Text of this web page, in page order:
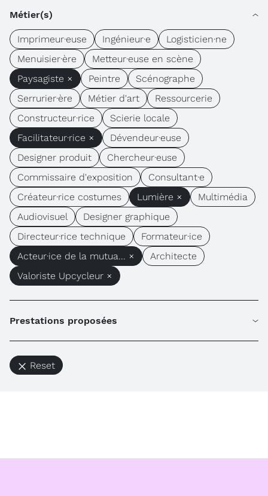
Métier(s)
Imprimeur·euse Ingénieur·e
Logisticien·ne
Menuisier·ère
Metteur·euse en scène
Paysagiste ×
Peintre
Scénographe
Serrurier·ère
Métier d'art
Ressourcerie
Constructeur·rice
Scierie locale
Facilitateur·rice ×
Dévendeur·euse
Designer produit
Chercheur·euse
Commissaire d'exposition
Consultant·e
Créateur·rice costumes
Lumière ×
Multimédia
Audiovisuel
Designer graphique
Directeur·rice technique
Formateur·ice
Acteur·ice de la mutua... ×
Architecte
Valoriste Upcycleur ×
Prestations proposées
Reset